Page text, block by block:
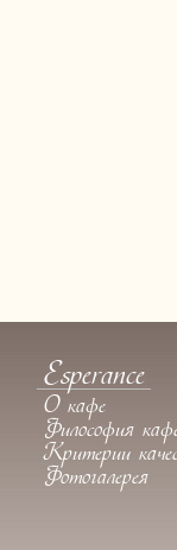
Esperance
О кафе
Философия
Критерии
Фотогалерея